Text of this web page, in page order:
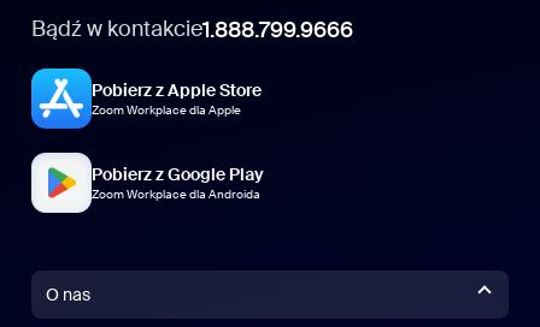
Bądź w kontakcie1.888.799.9666
Pobierz z Apple Store
Zoom Workplace dla Apple
Pobierz z Google Play
Zoom Workplace dla Androida
O nas